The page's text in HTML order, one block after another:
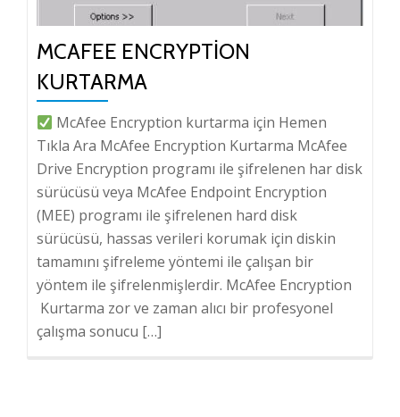
MCAFEE ENCRYPTION
KURTARMA
McAfee Encryption kurtarma için Hemen
Tıkla Ara McAfee Encryption Kurtarma McAfee
Drive Encryption programı ile şifrelenen har disk
sürücüsü veya McAfee Endpoint Encryption
(MEE) programı ile şifrelenen hard disk
sürücüsü, hassas verileri korumak için diskin
tamamını şifreleme yöntemi ile çalışan bir
yöntem ile şifrelenmişlerdir. McAfee Encryption
Kurtarma zor ve zaman alıcı bir profesyonel
çalışma sonucu […]